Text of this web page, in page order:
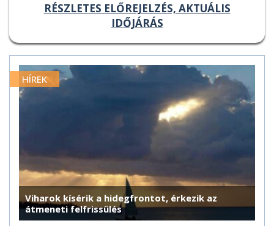
RÉSZLETES ELŐREJELZÉS, AKTUÁLIS
IDŐJÁRÁS
HÍREK
Viharok kísérik a hidegfrontot, érkezik az
átmeneti felfrissülés